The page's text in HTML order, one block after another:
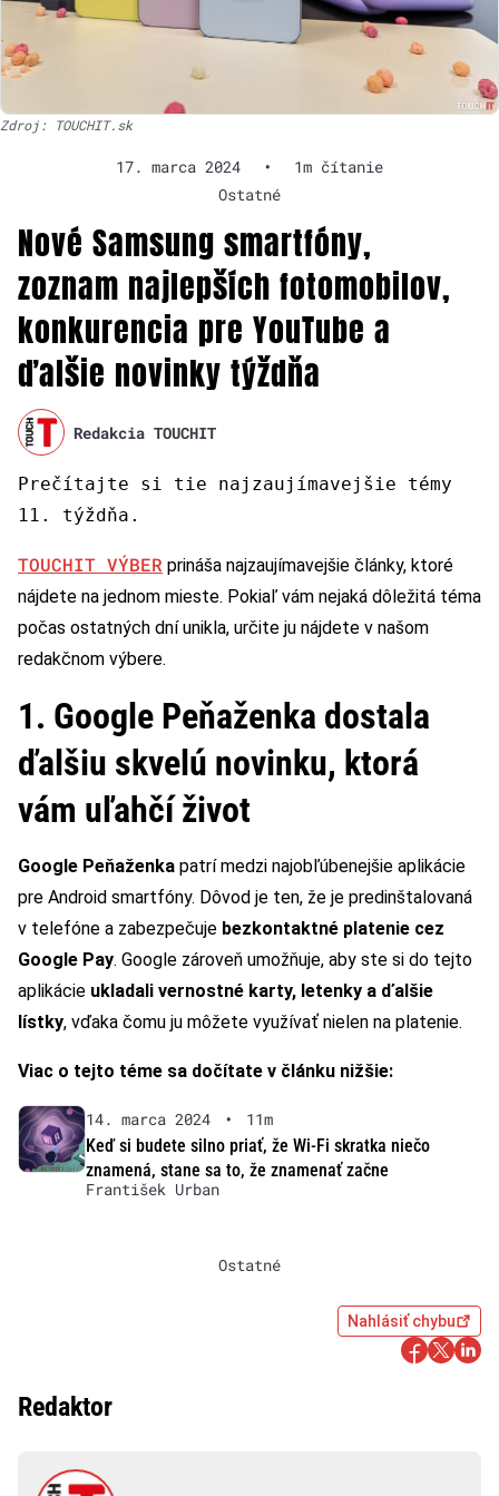
Zdroj: TOUCHIT.sk
17. marca 2024 •
1m čítanie
Ostatné
Nové Samsung smartfóny,
zoznam najlepších fotomobilov,
konkurencia pre YouTube a
ďalšie novinky týždňa
Redakcia TOUCHIT
Prečítajte si tie najzaujímavejšie témy
11. týždňa.
TOUCHIT VÝBER prináša najzaujímavejšie články, ktoré
nájdete na jednom mieste. Pokiaľ vám nejaká dôležitá téma
počas ostatných dní unikla, určite ju nájdete v našom
redakčnom výbere.
1. Google Peňaženka dostala
ďalšiu skvelú novinku, ktorá
vám uľahčí život
Google Peňaženka patrí medzi najobľúbenejšie aplikácie
pre Android smartfóny. Dôvod je ten, že je predinštalovaná
v telefóne a zabezpečuje bezkontaktné platenie cez
Google Pay. Google zároveň umožňuje, aby ste si do tejto
aplikácie ukladali vernostné karty, letenky a ďalšie
lístky, vďaka čomu ju môžete využívať nielen na platenie.
Viac o tejto téme sa dočítate v článku nižšie:
14. marca 2024 •
11m
Keď si budete silno priať, že Wi-Fi skratka niečo
znamená, stane sa to, že znamenať začne
František Urban
Ostatné
Nahlásiť chybu
Redaktor